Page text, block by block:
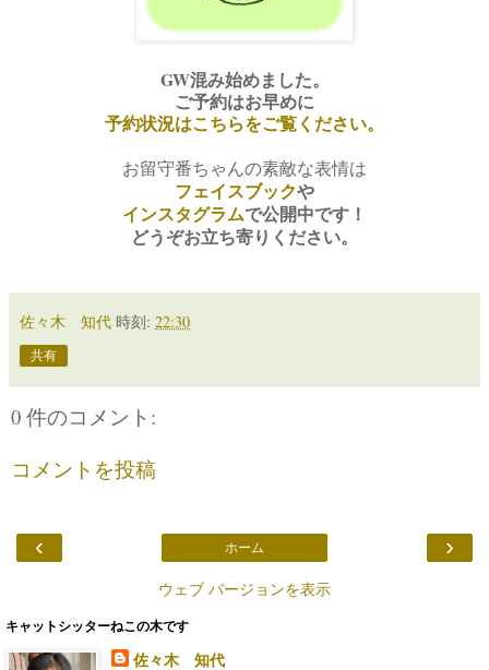
GW混み始めました。
ご予約はお早めに
予約状況はこちらをご覧ください。
お留守番ちゃんの素敵な表情は
フェイスブックや
インスタグラムで公開中です！
どうぞお立ち寄りください。
佐々木 知代 時刻: 22:30
共有
0 件のコメント:
コメントを投稿
‹ ›
ホーム
ウェブ バージョンを表示
キャットシッターねこの木です
佐々木 知代